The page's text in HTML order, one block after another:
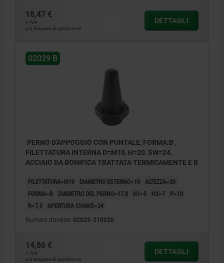
18,47 €
+ IVA
più le spese di spedizione
DETTAGLI
02029 B
PERNO D'APPOGGIO CON PUNTALE, FORMA:B ,
FILETTATURA INTERNA D=M10, H=20, SW=24,
ACCIAIO DA BONIFICA TRATTATA TERMICAMENTE E B
FILETTATURA=M10 DIAMETRO ESTERNO=10 ALTEZZA=20
FORMA=B
DIAMETRO DEL PERNO=17,8 H1=5 H2=7
P=10
R=7,5 APERTURA CHIAVE=24
Numero d’ordine: 02029-210020
14,86 €
+ IVA
più le spese di spedizione
DETTAGLI